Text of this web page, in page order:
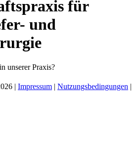
für
und
unserer Praxis?
| Impressum | Nutzungsbedingungen |